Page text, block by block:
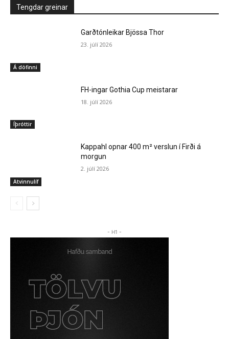
Tengdar greinar
Á döfinni
Garðtónleikar Bjössa Thor
23. júlí 2026
Íþróttir
FH-ingar Gothia Cup meistarar
18. júlí 2026
Atvinnulíf
Kappahl opnar 400 m² verslun í Firði á
morgun
2. júlí 2026
- H1 -